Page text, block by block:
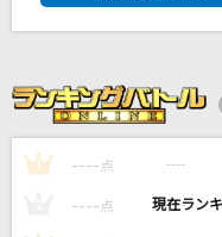
いきものがかり
[良音]遥か彼方
ASIAN KUNG-FU GENERATION
1 ---- 点 ----
---- 点 ----